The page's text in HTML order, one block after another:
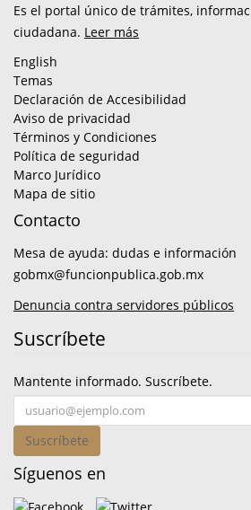
Es el portal único de trámites,
ciudadana. Leer más
English
Temas
Declaración de Accesibilidad
Aviso de privacidad
Términos y Condiciones
Política de seguridad
Marco Jurídico
Mapa de sitio
Contacto
Mesa de ayuda: dudas e información
gobmx@funcionpublica.gob.mx
Denuncia contra servidores públicos
Suscríbete
Mantente informado. Suscríbete.
Suscríbete
Síguenos en